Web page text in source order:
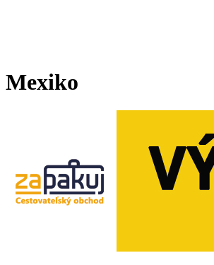
Mexiko